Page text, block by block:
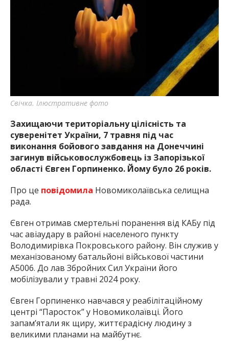
Свічка. Ілюстративне фото
Захищаючи територіальну цілісність та
суверенітет України, 7 травня під час
виконання бойового завдання на Донеччині
загинув військовослужбовець із Запорізької
області Євген Горпиненко. Йому було 26 років.
Про це повідомила Новомиколаївська селищна
рада.
Євген отримав смертельні поранення від КАБу під
час авіаудару в районі населеного пункту
Володимирівка Покровського району. Він служив у
механізованому батальйоні військової частини
А5006. До лав Збройних Сил України його
мобілізували у травні 2024 року.
Євген Горпиненко навчався у реабілітаційному
центрі “Паросток” у Новомиколаївці. Його
запам’ятали як щиру, життєрадісну людину з
великими планами на майбутнє.